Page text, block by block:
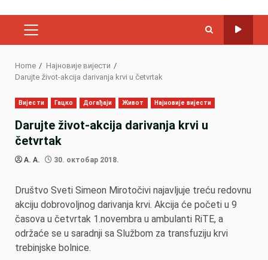
PRIMARY
Home
Најновије вијести
Darujte život-akcija darivanja krvi u četvrtak
Вијести Гацко Догађаји Живот Најновије вијести
Darujte život-akcija darivanja krvi u
četvrtak
A. A. 30. октобар 2018.
Društvo Sveti Simeon Mirotočivi najavljuje treću redovnu
akciju dobrovoljnog darivanja krvi. Akcija će početi u 9
časova u četvrtak 1.novembra u ambulanti RiTE, a
održaće se u saradnji sa Službom za transfuziju krvi
trebinjske bolnice.